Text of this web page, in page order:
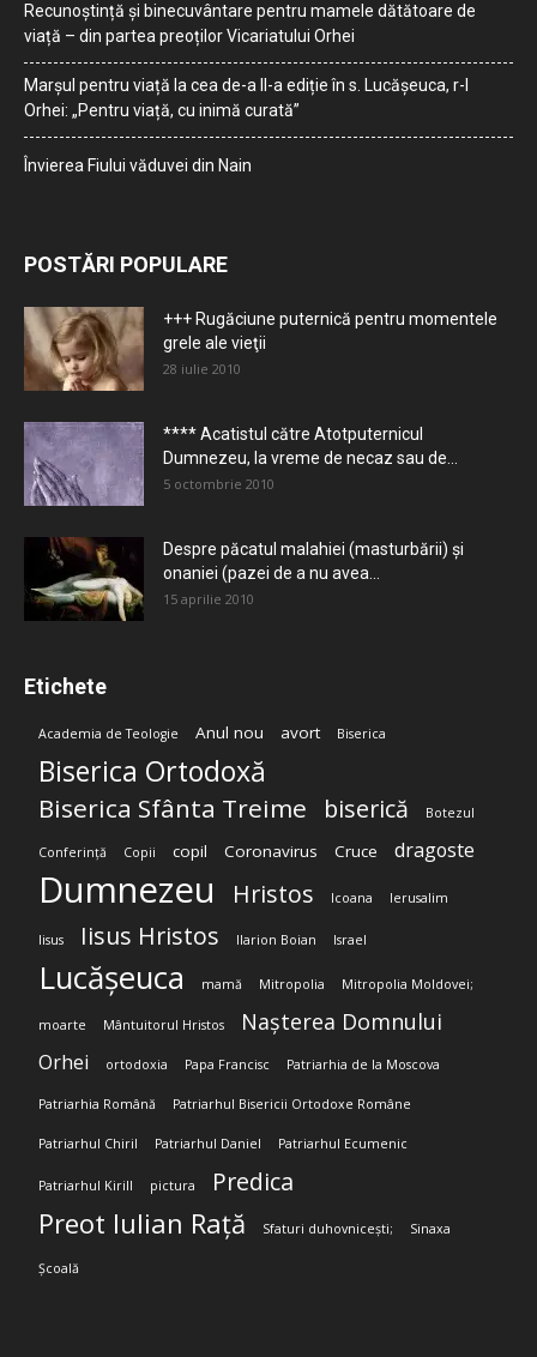
Recunoștință și binecuvântare pentru mamele dătătoare de
viață – din partea preoților Vicariatului Orhei
Marșul pentru viață la cea de-a II-a ediție în s. Lucășeuca, r-l
Orhei: „Pentru viață, cu inimă curată”
Învierea Fiului văduvei din Nain
POSTĂRI POPULARE
+++ Rugăciune puternică pentru momentele
grele ale vieţii
28 iulie 2010
**** Acatistul către Atotputernicul
Dumnezeu, la vreme de necaz sau de...
5 octombrie 2010
Despre păcatul malahiei (masturbării) şi
onaniei (pazei de a nu avea...
15 aprilie 2010
Etichete
Academia de Teologie Anul nou avort Biserica
Biserica Ortodoxă
Biserica Sfânta Treime biserică Botezul
Conferință Copii copil Coronavirus Cruce dragoste
Dumnezeu Hristos Icoana Ierusalim
Iisus Iisus Hristos Ilarion Boian Israel
Lucășeuca mamă Mitropolia Mitropolia Moldovei;
moarte Mântuitorul Hristos Nașterea Domnului
Orhei ortodoxia Papa Francisc Patriarhia de la Moscova
Patriarhia Română Patriarhul Bisericii Ortodoxe Române
Patriarhul Chiril Patriarhul Daniel Patriarhul Ecumenic
Patriarhul Kirill pictura Predica
Preot Iulian Rață Sfaturi duhovnicești; Sinaxa
Școală